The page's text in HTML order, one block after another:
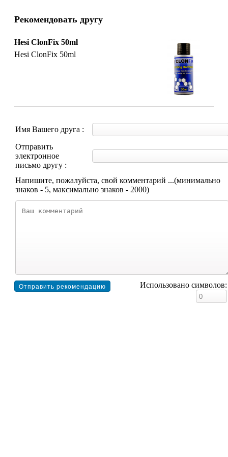
Рекомендовать другу
Hesi ClonFix 50ml
Hesi ClonFix 50ml
Имя Вашего друга :
Отправить
электронное
письмо другу :
Напишите, пожалуйста, свой комментарий ...(минимально
знаков - 5, максимально знаков - 2000)
Использовано символов: